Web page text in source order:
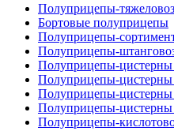
Полуприцепы-
Бортовые полуприцепы
Полуприцепы-
Полуприцепы-
Полуприцепы-
Полуприцепы-цистерны
Полуприцепы-цистерны
Полуприцепы-
Полуприцепы-